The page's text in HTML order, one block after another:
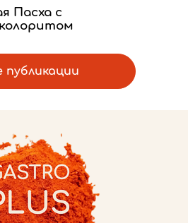
Пасха с
публикации